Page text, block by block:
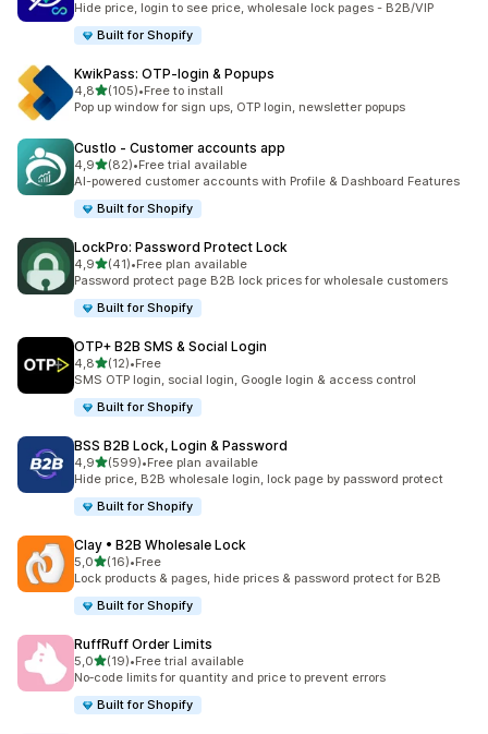
Hide price, login to see price, wholesale lock pages - B2B/VIP
Built for Shopify
KwikPass: OTP‑login & Popups
4,8stelle su 5
(105)
105 recensioni totali
•Free to install
Pop up window for sign ups, OTP login, newsletter popups
Custlo ‑ Customer accounts app
4,9stelle su 5
(82)
82 recensioni totali
•Free trial available
AI-powered customer accounts with Profile & Dashboard Features
Built for Shopify
LockPro: Password Protect Lock
4,9stelle su 5
(41)
41 recensioni totali
•Free plan available
Password protect page B2B lock prices for wholesale customers
Built for Shopify
OTP+ B2B SMS & Social Login
4,8stelle su 5
(12)
12 recensioni totali
•Free
SMS OTP login, social login, Google login & access control
Built for Shopify
BSS B2B Lock, Login & Password
4,9stelle su 5
(599)
599 recensioni totali
•Free plan available
Hide price, B2B wholesale login, lock page by password protect
Built for Shopify
Clay • B2B Wholesale Lock
5,0stelle su 5
(16)
16 recensioni totali
•Free
Lock products & pages, hide prices & password protect for B2B
Built for Shopify
RuffRuff Order Limits
5,0stelle su 5
(19)
19 recensioni totali
•Free trial available
No‑code limits for quantity and price to prevent errors
Built for Shopify